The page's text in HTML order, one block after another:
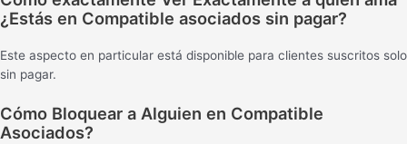
¿Estás en Compatible asociados sin pagar?
Este aspecto en particular está disponible para clientes suscritos solo
sin pagar.
Cómo Bloquear a Alguien en Compatible
Asociados?